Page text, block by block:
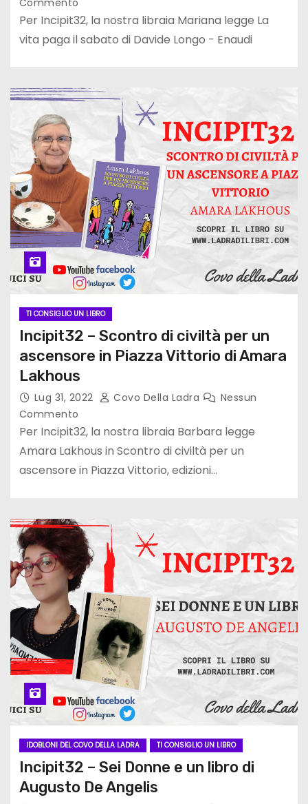
Per Incipit32, la nostra libraia Mariana legge La
vita paga il sabato di Davide Longo - Enaudi
TI CONSIGLIO UN LIBRO
Incipit32 – Scontro di civiltà per un
ascensore in Piazza Vittorio di Amara
Lakhous
Lug 31, 2022 Covo Della Ladra
Nessun
Commento
Per Incipit32, la nostra libraia Barbara legge
Amara Lakhous in Scontro di civiltà per un
ascensore in Piazza Vittorio, edizioni…
IDOBLONI DEL COVO DELLA LADRA TI CONSIGLIO UN LIBRO
Incipit32 – Sei Donne e un libro di
Augusto De Angelis